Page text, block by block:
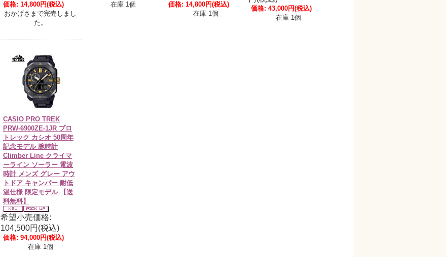
価格: 14,800円(税込)
おかげさまで完売しまし
た。
在庫 1個
価格: 14,800円(税込)
在庫 1個
価格: 43,000円(税込)
在庫 1個
CASIO PRO TREK
PRW-6900ZE-1JR プロ
トレック カシオ 50周年
記念モデル 腕時計
Climber Line クライマ
ーライン ソーラー 電波
時計 メンズ グレー アウ
トドア キャンパー 耐低
温仕様 限定モデル 【送
料無料】
希望小売価格:
104,500円(税込)
価格: 94,000円(税込)
在庫 1個